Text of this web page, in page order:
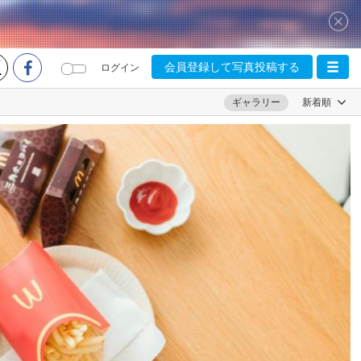
ログイン 会員登録して写真投稿する
ギャラリー 新着順